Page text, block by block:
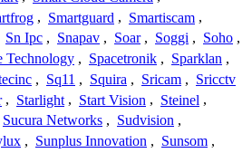
, Smartguard , Smartiscam ,
Sn Ipc , Snapav , Soar , Soggi , Soho ,
Technology , Spacetronik , Sparklan ,
, Sq11 , Squira , Sricam , Sricctv
, Starlight , Start Vision , Steinel ,
Sucura Networks , Sudvision ,
, Sunplus Innovation , Sunsom ,